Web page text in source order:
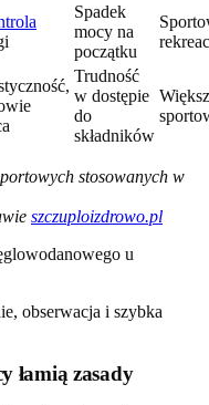
Spadek
mocy na
początku
Trudność
w dostępie
do
składników
stosowanych w
szczuploizdrowo.pl
obserwacja i szybka
łamią zasady